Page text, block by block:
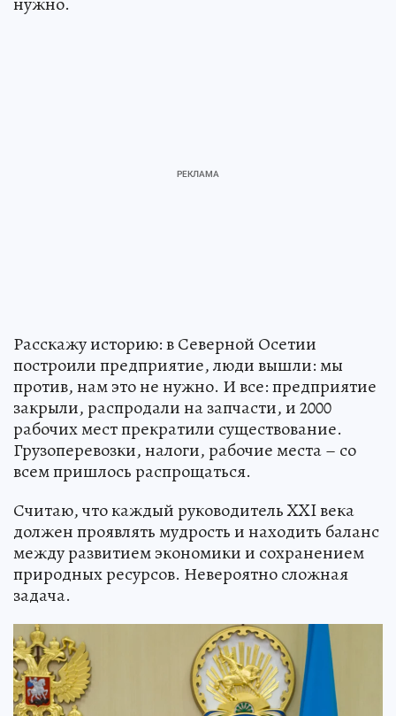
Расскажу историю: в Северной Осетии
построили предприятие, люди вышли: мы
против, нам это не нужно. И все: предприятие
закрыли, распродали на запчасти, и 2000
рабочих мест прекратили существование.
Грузоперевозки, налоги, рабочие места – со
всем пришлось распрощаться.
Считаю, что каждый руководитель XXI века
должен проявлять мудрость и находить баланс
между развитием экономики и сохранением
природных ресурсов. Невероятно сложная
задача.